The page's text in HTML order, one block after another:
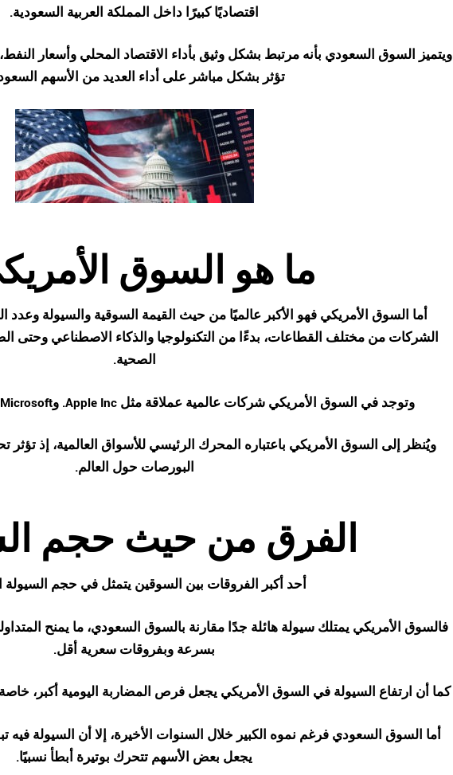
اقتصاديًا كبيرًا داخل المملكة العربية السعودية.
ويتميز السوق السعودي بأنه مرتبط بشكل وثيق بأداء الاقتصاد المحلي وأسعار
تؤثر بشكل مباشر على أداء العديد من الأسهم
ما هو السوق
أما السوق الأمريكي فهو الأكبر عالميًا من حيث القيمة السوقية والسيولة
الشركات من مختلف القطاعات، بدءًا من التكنولوجيا والذكاء الاصطناعي وحتى
الصحية.
وتوجد في السوق الأمريكي شركات عالمية عملاقة مثلApple Inc. وMicrosoft
ويُنظر إلى السوق الأمريكي باعتباره المحرك الرئيسي للأسواق العالمية، إذ
البورصات حول العالم.
الفرق من حيث حجم
أحد أكبر الفروقات بين السوقين يتمثل في حجم السيولة
فالسوق الأمريكي يمتلك سيولة هائلة جدًا مقارنة بالسوق السعودي، ما يمنح
بسرعة وبفروقات سعرية أقل.
كما أن ارتفاع السيولة في السوق الأمريكي يجعل فرص المضاربة اليومية أكبر،
أما السوق السعودي فرغم نموه الكبير خلال السنوات الأخيرة، إلا أن السيولة
يجعل بعض الأسهم تتحرك بوتيرة أبطأ نسبيًا.